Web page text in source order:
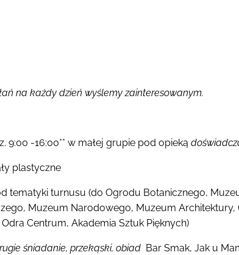
na każdy dzień wyślemy zainteresowanym.
9:00 -16:00** w małej grupie pod opieką
plastyczne
tematyki turnusu (do Ogrodu Botanicznego,
Muzeum Narodowego, Muzeum Architektury,
Centrum, Akademia Sztuk Pięknych)
śniadanie, przekąski, obiad Bar Smak, Jak u